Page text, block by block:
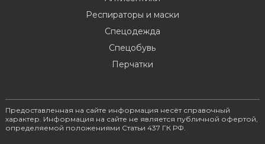
Респираторы и маски
Спецодежда
Спецобувь
Перчатки
Предоставленная на сайте информация несёт справочный
характер. Информация на сайте не является публичной офертой,
определяемой положениями Статьи 437 ГК РФ.